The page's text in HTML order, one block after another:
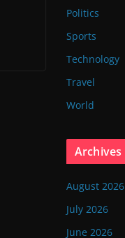
Politics
Sports
Technology
Travel
World
Archives
August 2026
July 2026
June 2026